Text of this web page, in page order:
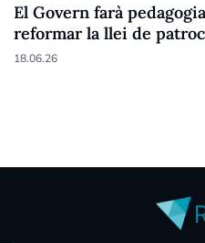
El Govern farà
reformar la llei de
18.06.26